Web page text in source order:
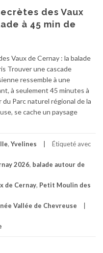
des Vaux
à 45 min de
Vaux de Cernay : la balade
Trouver une cascade
ressemble à une
à seulement 45 minutes à
du Parc naturel régional de la
se cache un paysage
,Yvelines Étiqueté avec
2026, balade autour de
de Cernay, Petit Moulin des
Vallée de Chevreuse